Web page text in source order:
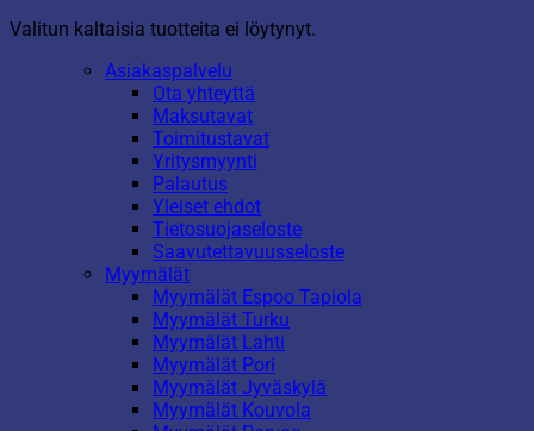
Valitun kaltaisia tuotteita ei löytynyt.
Asiakaspalvelu
Ota yhteyttä
Maksutavat
Toimitustavat
Yritysmyynti
Palautus
Yleiset ehdot
Tietosuojaseloste
Saavutettavuusseloste
Myymälät
Myymälät Espoo Tapiola
Myymälät Turku
Myymälät Lahti
Myymälät Pori
Myymälät Jyväskylä
Myymälät Kouvola